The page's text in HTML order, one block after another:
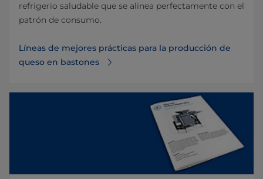
refrigerio saludable que se alinea perfectamente con el
patrón de consumo.
Líneas de mejores prácticas para la producción de
queso en bastones